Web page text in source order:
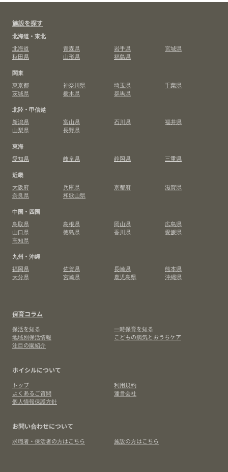
施設を探す
北海道・東北
北海道
青森県 岩手県
宮城県
秋田県
山形県
福島県
関東
東京都
神奈川県 埼玉県
千葉県
茨城県
栃木県
群馬県
北陸・甲信越
新潟県
富山県 石川県
福井県
山梨県
長野県
東海
愛知県
岐阜県 静岡県
三重県
近畿
大阪府
兵庫県 京都府
滋賀県
奈良県
和歌山県
中国・四国
鳥取県
島根県 岡山県
広島県
山口県
徳島県 香川県
愛媛県
高知県
九州・沖縄
福岡県
佐賀県 長崎県
熊本県
大分県
宮崎県 鹿児島県 沖縄県
保育コラム
保活を知る
一時保育を知る
地域別保活情報
こどもの病気とおうちケア
注目の園紹介
ホイシルについて
トップ
利用規約
よくあるご質問
運営会社
個人情報保護方針
お問い合わせについて
求職者・保活者の方はこちら 施設の方はこちら